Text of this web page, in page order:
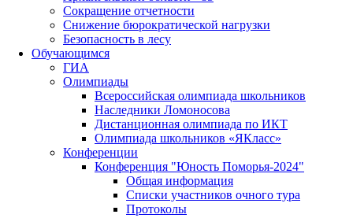
Сокращение отчетности
Снижение бюрократической нагрузки
Безопасность в лесу
Обучающимся
ГИА
Олимпиады
Всероссийская олимпиада школьников
Наследники Ломоносова
Дистанционная олимпиада по ИКТ
Олимпиада школьников «ЯКласс»
Конференции
Конференция "Юность Поморья-2024"
Общая информация
Списки участников очного тура
Протоколы